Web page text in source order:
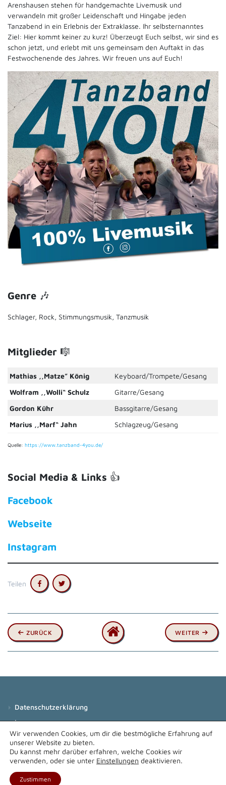
Arenshausen stehen für handgemachte Livemusik und
verwandeln mit großer Leidenschaft und Hingabe jeden
Tanzabend in ein Erlebnis der Extraklasse. Ihr selbsternanntes
Ziel: Hier kommt keiner zu kurz! Überzeugt Euch selbst, wir sind es
schon jetzt, und erlebt mit uns gemeinsam den Auftakt in das
Festwochenende des Jahres. Wir freuen uns auf Euch!
Genre 🎶
Schlager, Rock, Stimmungsmusik, Tanzmusik
Mitglieder 🎼
Mathias ,,Matze” König
Keyboard/Trompete/Gesang
Wolfram ,,Wolli“ Schulz
Gitarre/Gesang
Gordon Kühr
Bassgitarre/Gesang
Marius ,,Marf“ Jahn
Schlagzeug/Gesang
Quelle: https://www.tanzband-4you.de/
Social Media & Links 👍
Facebook
Webseite
Instagram
Teilen
ZURÜCK WEITER
Datenschutz­erklärung
Impressum
Made with ❤ by Ludwig Loth
Wir verwenden Cookies, um dir die bestmögliche Erfahrung auf
unserer Website zu bieten.
Du kannst mehr darüber erfahren, welche Cookies wir
verwenden, oder sie unter Einstellungen deaktivieren.
Zustimmen